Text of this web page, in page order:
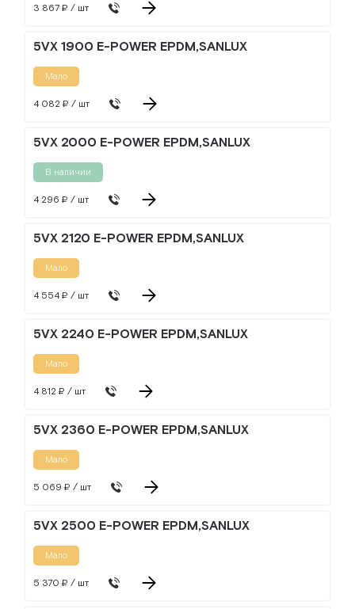
3 867 ₽ / шт
5VX 1900 E-POWER EPDM,SANLUX
Мало
4 082 ₽ / шт
5VX 2000 E-POWER EPDM,SANLUX
В наличии
4 296 ₽ / шт
5VX 2120 E-POWER EPDM,SANLUX
Мало
4 554 ₽ / шт
5VX 2240 E-POWER EPDM,SANLUX
Мало
4 812 ₽ / шт
5VX 2360 E-POWER EPDM,SANLUX
Мало
5 069 ₽ / шт
5VX 2500 E-POWER EPDM,SANLUX
Мало
5 370 ₽ / шт